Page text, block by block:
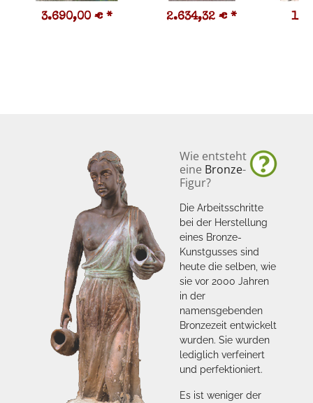
3.690,00 € * 2.634,32 € *
Wie entsteht
eine Bronze-
Figur?
Die Arbeitsschritte
bei der Herstellung
eines Bronze-
Kunstgusses sind
heute die selben, wie
sie vor 2000 Jahren
in der
namensgebenden
Bronzezeit entwickelt
wurden. Sie wurden
lediglich verfeinert
und perfektioniert.
Es ist weniger der